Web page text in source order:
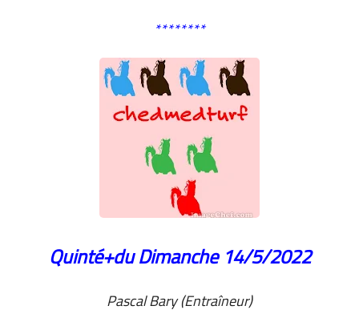
********
Quinté+du Dimanche 14/5/2022
Pascal Bary (Entraîneur)